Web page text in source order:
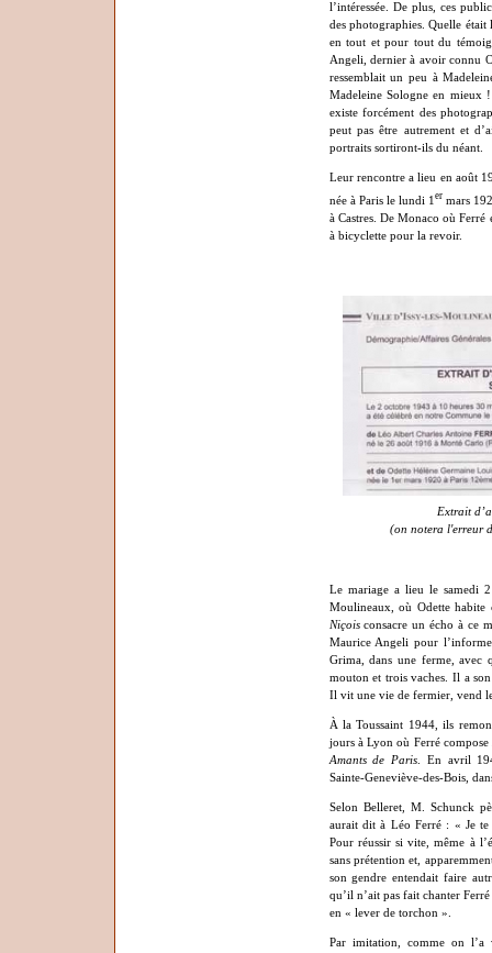
l’intéressée. De plus, ces
des photographies. Quelle était
en tout et pour tout du
Angeli, dernier à avoir connu
ressemblait un peu à
Madeleine Sologne en
existe forcément des
peut pas être autrement et
portraits sortiront-ils du néant.
Leur rencontre a lieu en août
née à Paris le lundi 1 er mars
à Castres. De Monaco où Ferré
à bicyclette pour la revoir.
Extrait
(on notera l'erreur
Le mariage a lieu le samedi
Moulineaux, où Odette habite
Niçoisconsacre un écho à ce
Maurice Angeli pour
Grima, dans une ferme, avec
mouton et trois vaches. Il a
Il vit une vie de fermier, vend
À la Toussaint 1944, ils
jours à Lyon où Ferré compose
Amants de Paris . En avril
Sainte-Geneviève-des-Bois,
Selon Belleret, M. Schunck
aurait dit à Léo Ferré : « Je
Pour réussir si vite, même à
sans prétention et,
son gendre entendait faire
qu’il n’ait pas fait chanter
en « lever de torchon ».
Par imitation, comme on